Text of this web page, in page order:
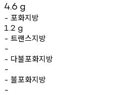
4.6 g
- 포화지방
1.2 g
- 트랜스지방
-
- 다불포화지방
-
- 불포화지방
-